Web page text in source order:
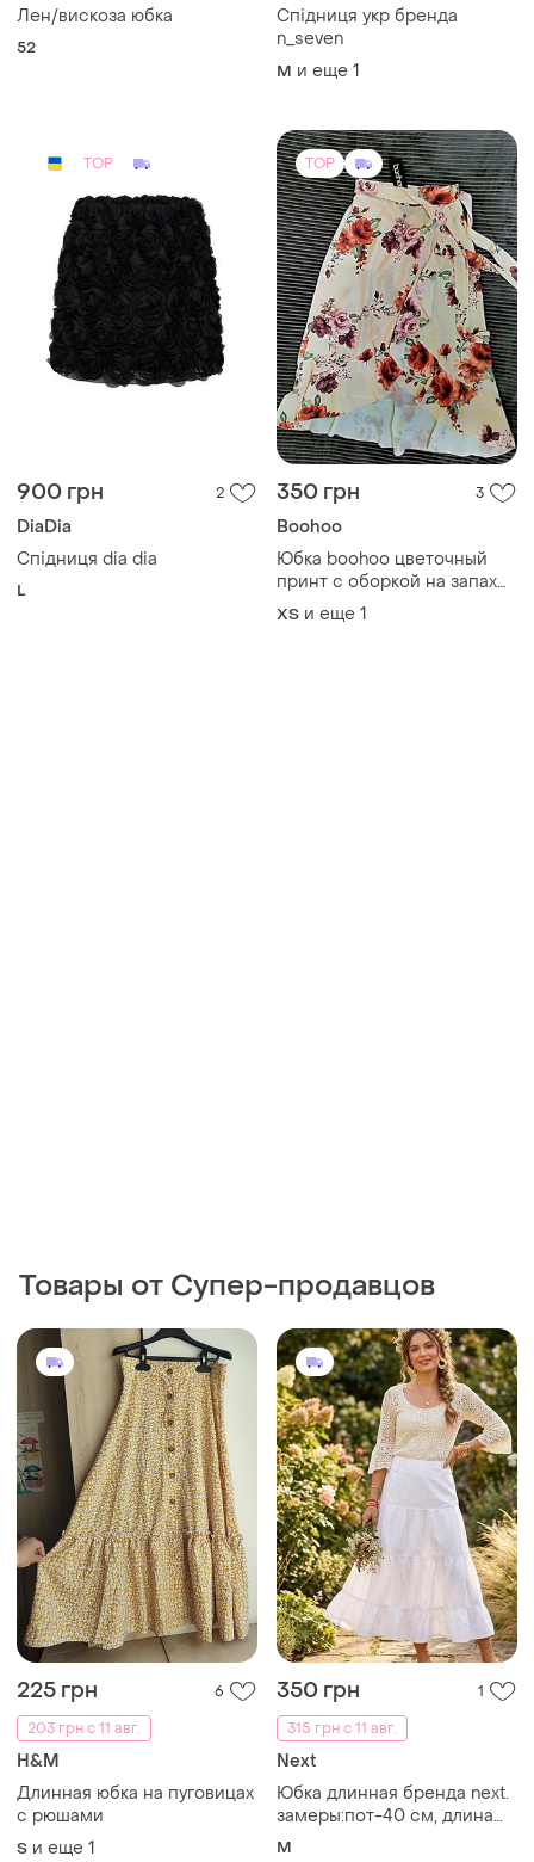
Лен/вискоза юбка
52
Спідниця укр бренда
n_seven
M и еще 1
TOP
900 грн 2
DiaDia
Спідниця dia dia
L
TOP
350 грн 3
Boohoo
Юбка boohoo цветочный
принт с оборкой на запах
размер xs - s
ХS и еще 1
Товары от Супер-продавцов
225 грн
6
203 грн с 11 авг.
H&M
Длинная юбка на пуговицах
с рюшами
S и еще 1
350 грн
1
315 грн с 11 авг.
Next
Юбка длинная бренда next.
замеры:пот-40 см, длина
изделия -96 см
M